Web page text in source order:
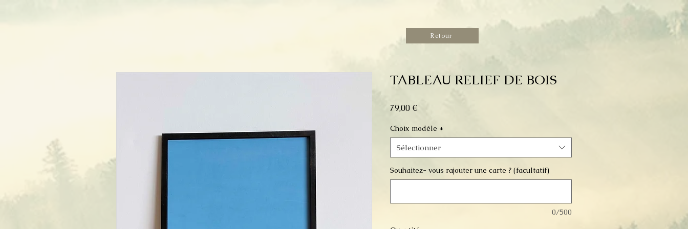
TABLEAU RELIEF DE BOIS
79,00 €Prix
Choix modèle *
Sélectionner
Souhaitez- vous rajouter une carte ? (facultatif)
0/500
Retour